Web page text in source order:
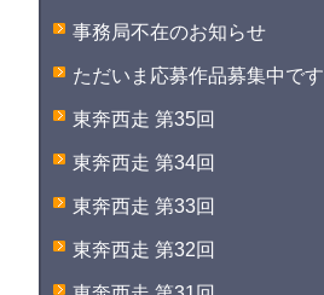
事務局不在のお知らせ
ただいま応募作品募集中です
東奔西走 第35回
東奔西走 第34回
東奔西走 第33回
東奔西走 第32回